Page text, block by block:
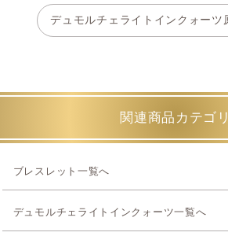
デュモルチェライトインクォーツ
関連商品カテゴリ
ブレスレット一覧へ
デュモルチェライトインクォーツ一覧へ